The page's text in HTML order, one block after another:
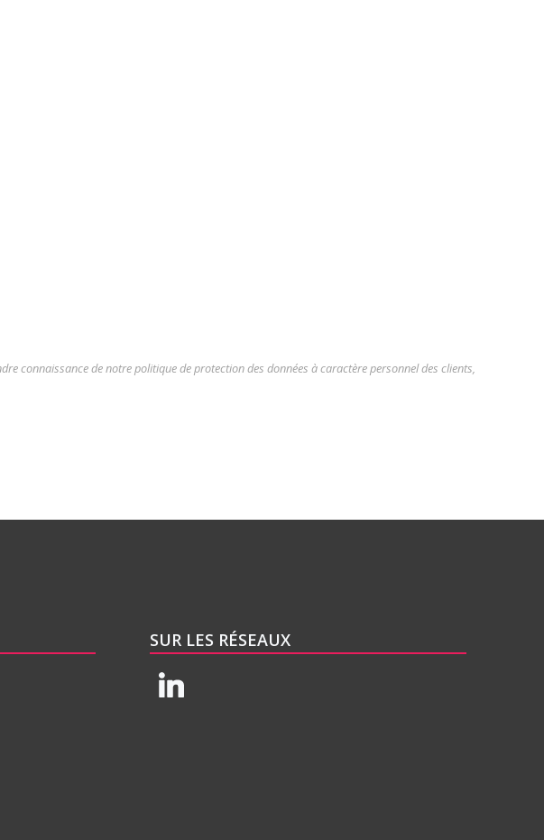
connaissance de notre politique de protection des données à caractère personnel des clients,
SUR LES RÉSEAUX